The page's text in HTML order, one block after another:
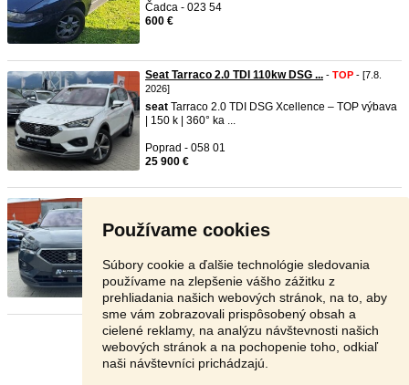
Používame cookies
Súbory cookie a ďalšie technológie sledovania
používame na zlepšenie vášho zážitku z
prehliadania našich webových stránok, na to, aby
sme vám zobrazovali prispôsobený obsah a
cielené reklamy, na analýzu návštevnosti našich
webových stránok a na pochopenie toho, odkiaľ
naši návštevníci prichádzajú.
Čadca - 023 54
600 €
Seat Tarraco 2.0 TDI 110kw DSG ... - TOP - [7.8.
2026]
seat Tarraco 2.0 TDI DSG Xcellence – TOP výbava
| 150 k | 360° ka ...
Poprad - 058 01
25 900 €
🚙seatTarraco 2.0 TDI 150 Style Family DSG –
Poprad - 058 01
19 899 €
Stránka: 1 2 3 Ďalšia